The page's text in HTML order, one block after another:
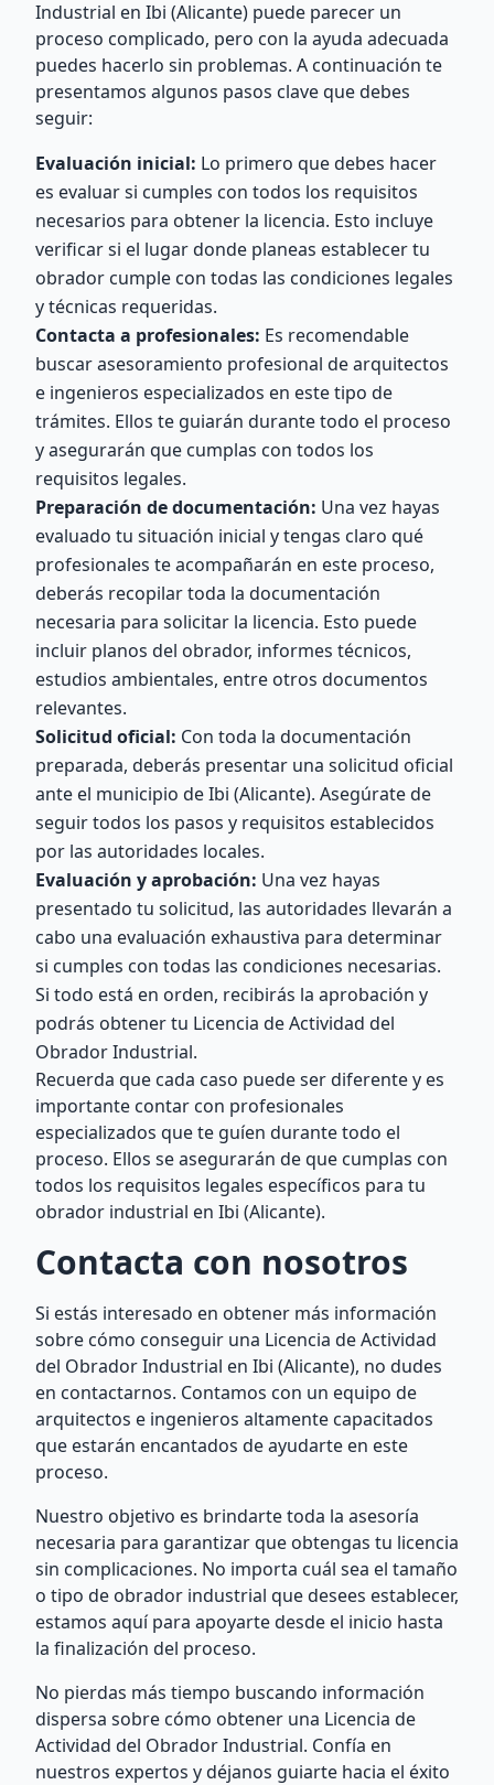
Industrial en Ibi (Alicante) puede parecer un
proceso complicado, pero con la ayuda adecuada
puedes hacerlo sin problemas. A continuación te
presentamos algunos pasos clave que debes
seguir:
Evaluación inicial: Lo primero que debes hacer
es evaluar si cumples con todos los requisitos
necesarios para obtener la licencia. Esto incluye
verificar si el lugar donde planeas establecer tu
obrador cumple con todas las condiciones legales
y técnicas requeridas.
Contacta a profesionales: Es recomendable
buscar asesoramiento profesional de arquitectos
e ingenieros especializados en este tipo de
trámites. Ellos te guiarán durante todo el proceso
y asegurarán que cumplas con todos los
requisitos legales.
Preparación de documentación: Una vez hayas
evaluado tu situación inicial y tengas claro qué
profesionales te acompañarán en este proceso,
deberás recopilar toda la documentación
necesaria para solicitar la licencia. Esto puede
incluir planos del obrador, informes técnicos,
estudios ambientales, entre otros documentos
relevantes.
Solicitud oficial: Con toda la documentación
preparada, deberás presentar una solicitud oficial
ante el municipio de Ibi (Alicante). Asegúrate de
seguir todos los pasos y requisitos establecidos
por las autoridades locales.
Evaluación y aprobación: Una vez hayas
presentado tu solicitud, las autoridades llevarán a
cabo una evaluación exhaustiva para determinar
si cumples con todas las condiciones necesarias.
Si todo está en orden, recibirás la aprobación y
podrás obtener tu Licencia de Actividad del
Obrador Industrial.
Recuerda que cada caso puede ser diferente y es
importante contar con profesionales
especializados que te guíen durante todo el
proceso. Ellos se asegurarán de que cumplas con
todos los requisitos legales específicos para tu
obrador industrial en Ibi (Alicante).
Contacta con nosotros
Si estás interesado en obtener más información
sobre cómo conseguir una Licencia de Actividad
del Obrador Industrial en Ibi (Alicante), no dudes
en contactarnos. Contamos con un equipo de
arquitectos e ingenieros altamente capacitados
que estarán encantados de ayudarte en este
proceso.
Nuestro objetivo es brindarte toda la asesoría
necesaria para garantizar que obtengas tu licencia
sin complicaciones. No importa cuál sea el tamaño
o tipo de obrador industrial que desees establecer,
estamos aquí para apoyarte desde el inicio hasta
la finalización del proceso.
No pierdas más tiempo buscando información
dispersa sobre cómo obtener una Licencia de
Actividad del Obrador Industrial. Confía en
nuestros expertos y déjanos guiarte hacia el éxito